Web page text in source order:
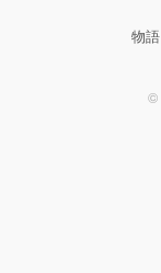
物
©